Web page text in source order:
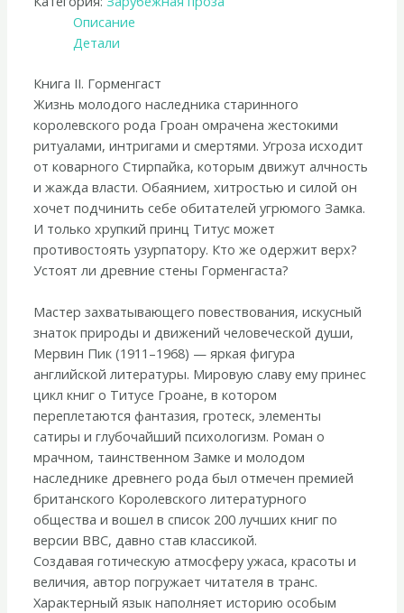
Описание
Детали
Книга II. Горменгаст
Жизнь молодого наследника старинного
королевского рода Гроан омрачена жестокими
ритуалами, интригами и смертями. Угроза исходит
от коварного Стирпайка, которым движут алчность
и жажда власти. Обаянием, хитростью и силой он
хочет подчинить себе обитателей угрюмого Замка.
И только хрупкий принц Титус может
противостоять узурпатору. Кто же одержит верх?
Устоят ли древние стены Горменгаста?
Мастер захватывающего повествования, искусный
знаток природы и движений человеческой души,
Мервин Пик (1911–1968) — яркая фигура
английской литературы. Мировую славу ему принес
цикл книг о Титусе Гроане, в котором
переплетаются фантазия, гротеск, элементы
сатиры и глубочайший психологизм. Роман о
мрачном, таинственном Замке и молодом
наследнике древнего рода был отмечен премией
британского Королевского литературного
общества и вошел в список 200 лучших книг по
версии BBC, давно став классикой.
Создавая готическую атмосферу ужаса, красоты и
величия, автор погружает читателя в транс.
Характерный язык наполняет историю особым